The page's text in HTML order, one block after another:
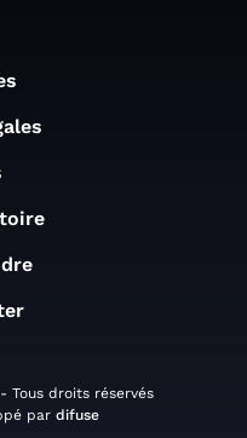
Tous droits réservés
par difuse